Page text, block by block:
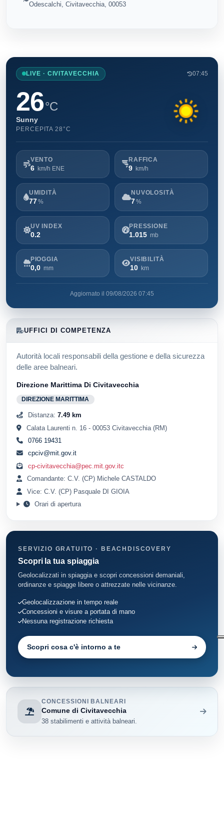
Odescalchi, Civitavecchia, 00053
LIVE · CIVITAVECCHIA 07:45
26°C
Sunny
PERCEPITA 28°C
VENTO
6 km/h ENE
RAFFICA
9 km/h
UMIDITÀ
77 %
NUVOLOSITÀ
7%
UV INDEX
0.2
PRESSIONE
1.015 mb
PIOGGIA
0,0 mm
VISIBILITÀ
10 km
Aggiornato il 09/08/2026 07:45
UFFICI DI COMPETENZA
Autorità locali responsabili della gestione e della sicurezza
delle aree balneari.
Direzione Marittima Di Civitavecchia
DIREZIONE MARITTIMA
Distanza: 7.49 km
Calata Laurenti n. 16 - 00053 Civitavecchia (RM)
0766 19431
cpciv@mit.gov.it
cp-civitavecchia@pec.mit.gov.itc
Comandante: C.V. (CP) Michele CASTALDO
Vice: C.V. (CP) Pasquale DI GIOIA
Orari di apertura
SERVIZIO GRATUITO · BEACHDISCOVERY
Scopri la tua spiaggia
Geolocalizzati in spiaggia e scopri concessioni demaniali,
ordinanze e spiagge libere o attrezzate nelle vicinanze.
Geolocalizzazione in tempo reale
Concessioni e visure a portata di mano
Nessuna registrazione richiesta
Scopri cosa c'è intorno a te
CONCESSIONI BALNEARI
Comune di Civitavecchia
38 stabilimenti e attività balneari.